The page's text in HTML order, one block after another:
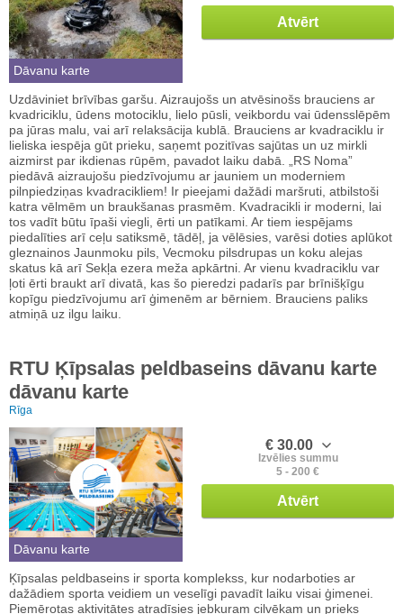
Dāvanu karte
Atvērt
Uzdāviniet brīvības garšu. Aizraujošs un atvēsinošs brauciens ar
kvadriciklu, ūdens motociklu, lielo pūsli, veikbordu vai ūdensslēpēm
pa jūras malu, vai arī relaksācija kublā. Brauciens ar kvadraciklu ir
lieliska iespēja gūt prieku, saņemt pozitīvas sajūtas un uz mirkli
aizmirst par ikdienas rūpēm, pavadot laiku dabā. „RS Noma”
piedāvā aizraujošu piedzīvojumu ar jauniem un moderniem
pilnpiedziņas kvadracikliem! Ir pieejami dažādi maršruti, atbilstoši
katra vēlmēm un braukšanas prasmēm. Kvadracikli ir moderni, lai
tos vadīt būtu īpaši viegli, ērti un patīkami. Ar tiem iespējams
piedalīties arī ceļu satiksmē, tādēļ, ja vēlēsies, varēsi doties aplūkot
gleznainos Jaunmoku pils, Vecmoku pilsdrupas un koku alejas
skatus kā arī Sekļa ezera meža apkārtni. Ar vienu kvadraciklu var
ļoti ērti braukt arī divatā, kas šo pieredzi padarīs par brīnišķīgu
kopīgu piedzīvojumu arī ģimenēm ar bērniem. Brauciens paliks
atmiņā uz ilgu laiku.
RTU Ķīpsalas peldbaseins dāvanu karte
dāvanu karte
Rīga
Dāvanu karte
€ 30.00
Izvēlies summu
5 - 200 €
Atvērt
Ķīpsalas peldbaseins ir sporta komplekss, kur nodarboties ar
dažādiem sporta veidiem un veselīgi pavadīt laiku visai ģimenei.
Piemērotas aktivitātes atradīsies jebkuram cilvēkam un prieks